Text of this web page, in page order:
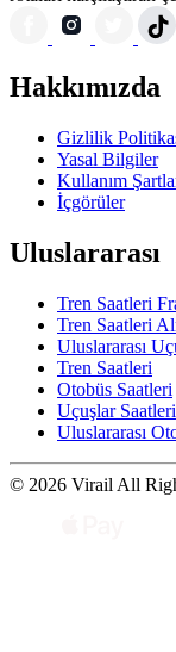
Hakkımızda
Gizlilik
Yasal Bilgiler
Kullanım
İçgörüler
Uluslararası
Tren Saatleri
Tren Saatleri
Uluslararası
Tren Saatleri
Otobüs Saatleri
Uçuşlar Saatleri
Uluslararası
© 2026 Virail All